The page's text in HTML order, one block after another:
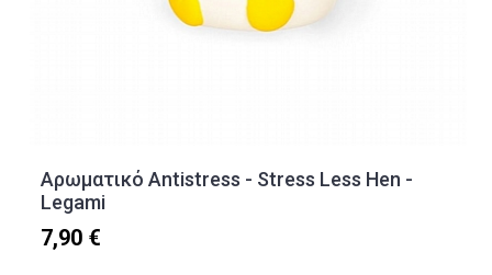
Αρωματικό Antistress - Stress Less Hen -
Legami
7,90 €